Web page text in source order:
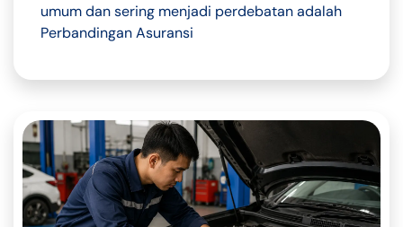
umum dan sering menjadi perdebatan adalah
Perbandingan Asuransi